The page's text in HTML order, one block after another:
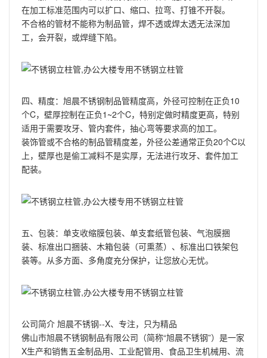
在加工标准范围内可以扩口、缩口、拉弯、打锥不开裂。
不合格的管材不能称为制品管，焊不透或焊太透无法深加
工，会开裂，或焊缝下陷。
四、精度：旭晨不锈钢制品管精度高，外径可控制在正负10
个C，壁厚控制在正负1~2个C，特别定做时精度更高，特别
适用于需要攻牙、管内套件，抽心弯等要求高的加工。
装饰管或不合格的制品管精度差，外径公差通常正负20个C以
上，壁厚也是偷工减料不是实厚，无法进行攻牙、套件加工
配装。
五、包装：单支收缩膜包装、单支套纸管包装、气泡膜捆
装、标准出口捆装、木箱包装（可熏蒸）、标准出口铁架包
装等。从多方面、多角度充分保护，让您放心无忧。
公司简介 旭晨不锈钢--X、专注，只为精品
佛山市旭晨不锈钢制品有限公司（简称“旭晨不锈钢”）是一家
X生产和销售五金制品用、工业配管用、食品卫生机械用、流